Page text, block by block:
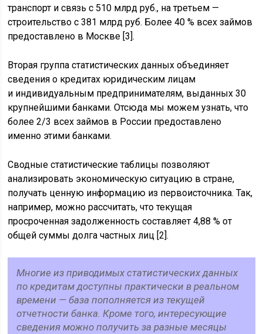
транспорт и связь с 510 млрд руб., на третьем —
строительство с 381 млрд руб. Более 40 % всех займов
предоставлено в Москве [3].
Вторая группа статистических данных объединяет
сведения о кредитах юридическим лицам
и индивидуальным предпринимателям, выданных 30
крупнейшими банками. Отсюда мы можем узнать, что
более 2/3 всех займов в России предоставлено
именно этими банками.
Сводные статистические таблицы позволяют
анализировать экономическую ситуацию в стране,
получать ценную информацию из первоисточника. Так,
например, можно рассчитать, что текущая
просроченная задолженность составляет 4,88 % от
общей суммы долга частных лиц [2].
Многие из приводимых статистических данных
по кредитам доступны практически в реальном
времени — база пополняется из текущей
отчетности банка. Кроме того, интересующие
сведения можно получить за разные месяцы